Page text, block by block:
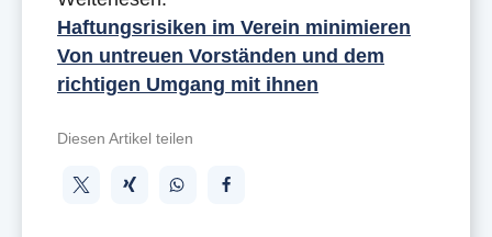
Haftungsrisiken im Verein minimieren
Von untreuen Vorständen und dem
richtigen Umgang mit ihnen
Diesen Artikel teilen